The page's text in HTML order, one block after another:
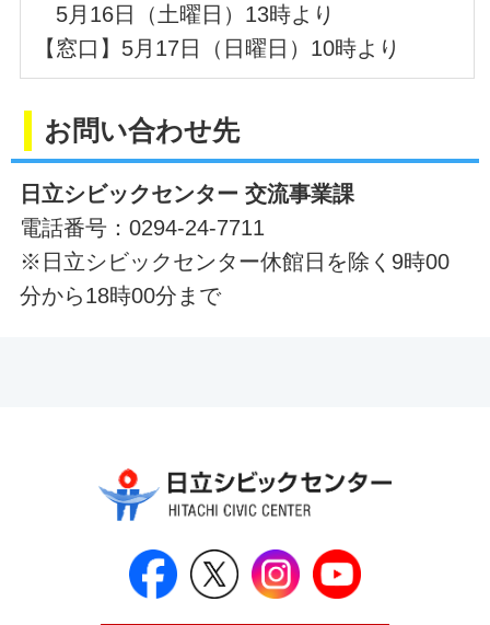
5月16日（土曜日）13時より
【窓口】5月17日（日曜日）10時より
お問い合わせ先
日立シビックセンター 交流事業課
電話番号：0294-24-7711
※日立シビックセンター休館日を除く9時00
分から18時00分まで
日立シビックセンター公式
日立シビックセンター
日立シビックセ